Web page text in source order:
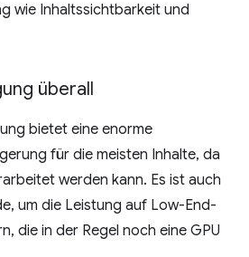
wie Inhaltssichtbarkeit und
überall
bietet eine enorme
für die meisten Inhalte, da
werden kann. Es ist auch
um die Leistung auf Low-End-
die in der Regel noch eine GPU